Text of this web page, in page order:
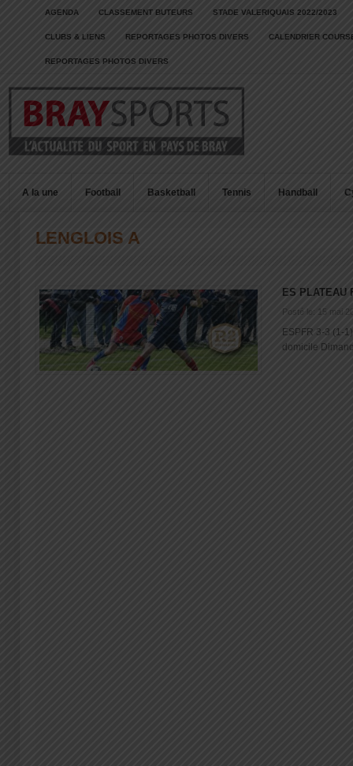
AGENDA CLASSEMENT BUTEURS STADE VALERIQUAIS 2022/2023
CLUBS & LIENS REPORTAGES PHOTOS DIVERS CALENDRIER
REPORTAGES PHOTOS DIVERS
A la une Football Basketball Tennis Handball
LENGLOIS A
ES PLATEAU
Posté le: 15 mai
ESPFR 3-3 (1-
domicile